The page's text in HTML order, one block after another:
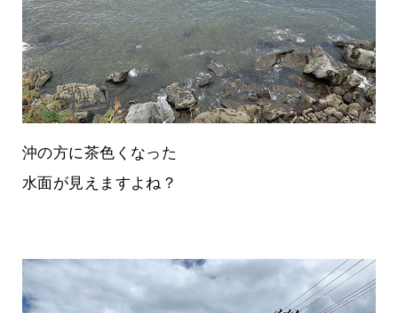
沖の方に茶色くなった
水面が見えますよね？